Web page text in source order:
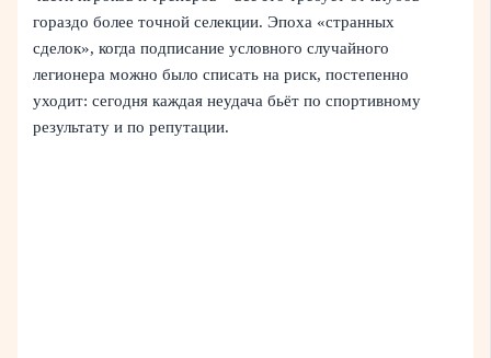
гораздо более точной селекции. Эпоха «странных
сделок», когда подписание условного случайного
легионера можно было списать на риск, постепенно
уходит: сегодня каждая неудача бьёт по спортивному
результату и по репутации.